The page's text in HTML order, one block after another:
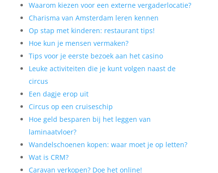
Waarom kiezen voor een externe vergaderlocatie?
Charisma van Amsterdam leren kennen
Op stap met kinderen: restaurant tips!
Hoe kun je mensen vermaken?
Tips voor je eerste bezoek aan het casino
Leuke activiteiten die je kunt volgen naast de
circus
Een dagje erop uit
Circus op een cruiseschip
Hoe geld besparen bij het leggen van
laminaatvloer?
Wandelschoenen kopen: waar moet je op letten?
Wat is CRM?
Caravan verkopen? Doe het online!